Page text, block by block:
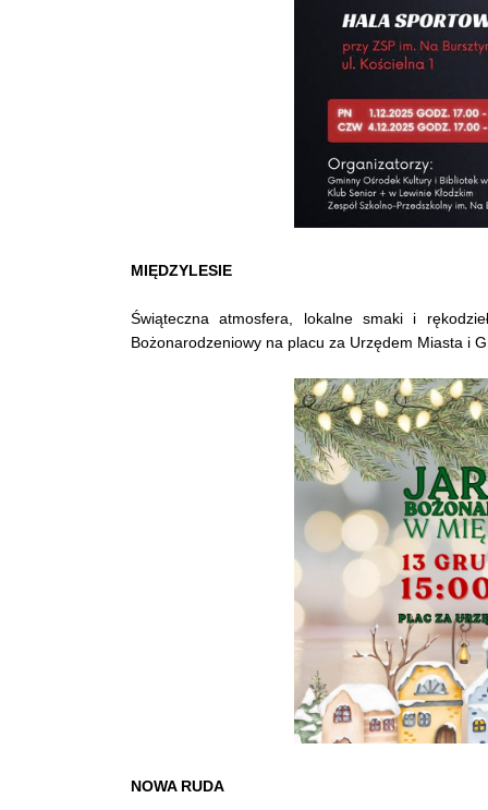
MIĘDZYLESIE
Świąteczna atmosfera, lokalne smaki i
Bożonarodzeniowy na placu za Urzędem Miasta i
NOWA RUDA